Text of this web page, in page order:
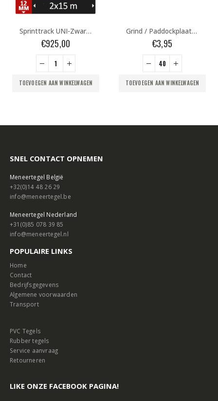
Sprinttrack UNI-Zwart 2x15m
€925,00
TOEVOEGEN AAN WINKELWAGEN
Grind / Paddockplaat G4
€3,95
TOEVOEGEN AAN WINKELWAGEN
SNEL CONTACT OPNEMEN
Meneertegel België
+32(0)14 48 26 29
info@meneertegel.be
Meneertegel Nederland
+31(0)85 078 39 85
info@meneertegel.nl
POPULAIRE LINKS
Home
Contact
Bedrijfsgegevens
Algemene voorwaarden
Transport
PVC Tegels
Rubber tegels
Service aanvraag
Retourneren
LIKE ONZE FACEBOOK PAGINA!